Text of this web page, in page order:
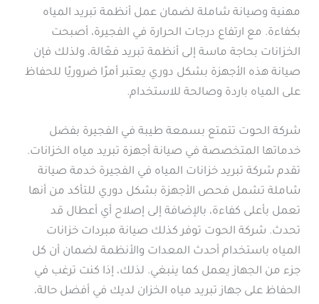
مهنية وصيانة شاملة لضمان عمل أنظمة تبريد المياه
بكفاءة. مع ارتفاع درجات الحرارة في الفجيرة، أصبحت
الخزانات بحاجة ماسة إلى أنظمة تبريد فعّالة، ولذلك فإن
صيانة هذه الأجهزة بشكل دوري يعتبر أمرًا ضروريًا للحفاظ
على المياه باردة وصالحة للاستخدام.
شركة الحوت تتمتع بسمعة طيبة في الفجيرة بفضل
خدماتها المتخصصة في صيانة أجهزة تبريد مياه الخزانات.
تقدم شركة تبريد خزانات المياه في الفجيرة خدمة صيانة
شاملة تشمل فحص الأجهزة بشكل دوري للتأكد من أنها
تعمل بأعلى كفاءة، بالإضافة إلى إصلاح أي أعطال قد
تحدث. شركة الحوت توفر كذلك صيانة مبردات خزانات
المياه باستخدام أحدث المعدات والأنظمة لضمان أن كل
جزء من الجهاز يعمل كما ينبغي. لذلك، إذا كنت ترغب في
الحفاظ على جهاز تبريد مياه الخزان لديك في أفضل حالة،